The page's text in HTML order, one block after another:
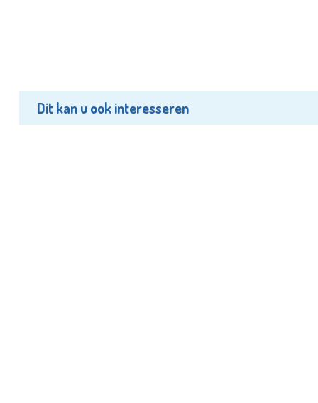
Dit kan u ook interesseren